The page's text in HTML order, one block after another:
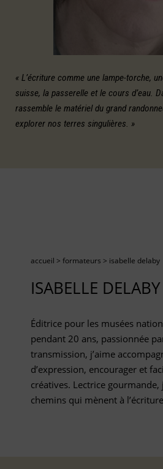
« L’écriture comme une lampe-torche,
suisse, la passerelle et le cours d’eau.
rassemble le matériel du grand
explorer nos terres singulières. »
accueil > formateurs > isabelle delaby
ISABELLE DELABY
Éditrice pour les musées
pendant 20 ans, passionnée
transmission, j’aime
d’expression, encourager et
créatives. Lectrice gourmande,
chemins qui mènent à